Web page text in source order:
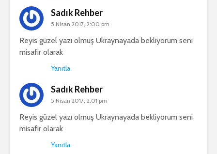
Sadık Rehber
5 Nisan 2017, 2:00 pm
Reyis güzel yazı olmuş Ukraynayada bekliyorum seni
misafir olarak
Yanıtla
Sadık Rehber
5 Nisan 2017, 2:01 pm
Reyis güzel yazı olmuş Ukraynayada bekliyorum seni
misafir olarak
Yanıtla